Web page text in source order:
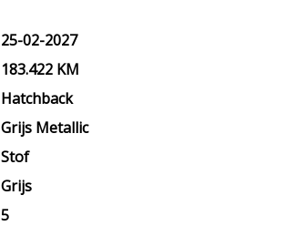
25-02-2027
183.422 KM
Hatchback
Grijs Metallic
Stof
Grijs
5